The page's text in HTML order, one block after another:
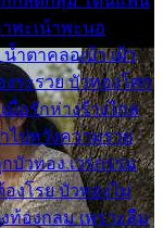
พะเน้าพะนอ
ำตาคลอเบ้า เฝ้า
ระรวย บัวทองโศก
มื่อรักห่างร้างไกล
ไปหวังความรวย
บัวทอง เวรกรรม
งโรย บัวทองไม่
ท้องกลม เพราะลืม